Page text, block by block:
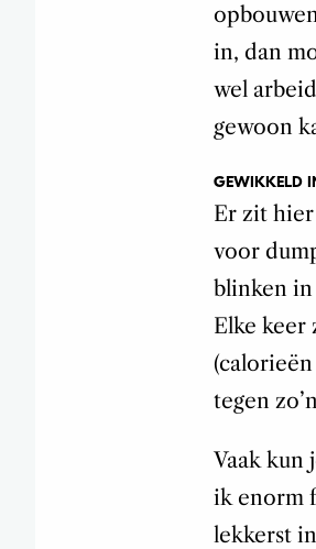
in, dan
wel
gewoon
GEWIKKELD
Er zit hier
voor
blinken in
Elke keer
tegen
Vaak kun
ik enorm
lekkerst